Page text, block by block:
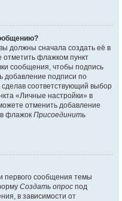
должны сначала создать её в
флажком пункт
сообщения, чтобы подпись
добавление подписи по
соответствующий выбор
«Личные настройки» в
отменить добавление
флажок Присоединить
первого сообщения темы
Создать опрос под
в зависимости от